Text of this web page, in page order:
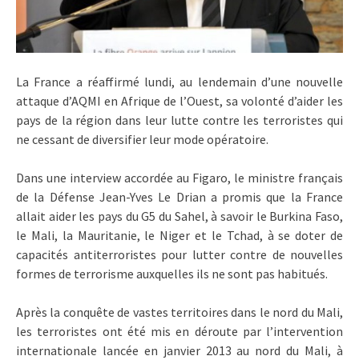
La France a réaffirmé lundi, au lendemain d’une nouvelle
attaque d’AQMI en Afrique de l’Ouest, sa volonté d’aider les
pays de la région dans leur lutte contre les terroristes qui
ne cessant de diversifier leur mode opératoire.
Dans une interview accordée au Figaro, le ministre français
de la Défense Jean-Yves Le Drian a promis que la France
allait aider les pays du G5 du Sahel, à savoir le Burkina Faso,
le Mali, la Mauritanie, le Niger et le Tchad, à se doter de
capacités antiterroristes pour lutter contre de nouvelles
formes de terrorisme auxquelles ils ne sont pas habitués.
Après la conquête de vastes territoires dans le nord du Mali,
les terroristes ont été mis en déroute par l’intervention
internationale lancée en janvier 2013 au nord du Mali, à